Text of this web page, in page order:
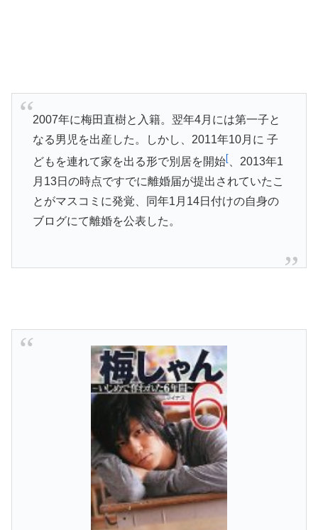
2007年に梅田直樹と入籍。翌年4月には第一子と
なる男児を出産した。しかし、2011年10月に 子
どもを連れて家を出る形で別居を開始[、2013年1
月13日の時点ですでに離婚届が提出されていたこ
とがマスコミに発覚、同年1月14日付けの自身の
ブログにて離婚を公表した。